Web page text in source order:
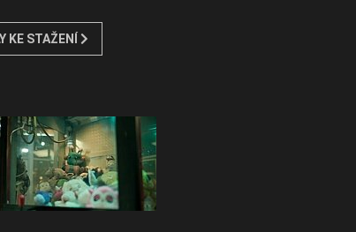
KE STAŽENÍ